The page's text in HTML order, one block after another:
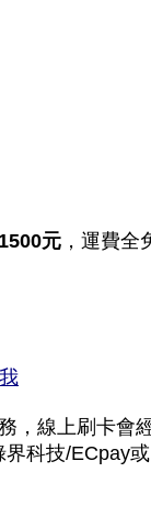
1500元 ，運費全
，線上刷卡會
科技/ECpay或